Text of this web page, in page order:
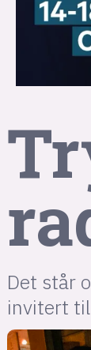
Det står
invitert til